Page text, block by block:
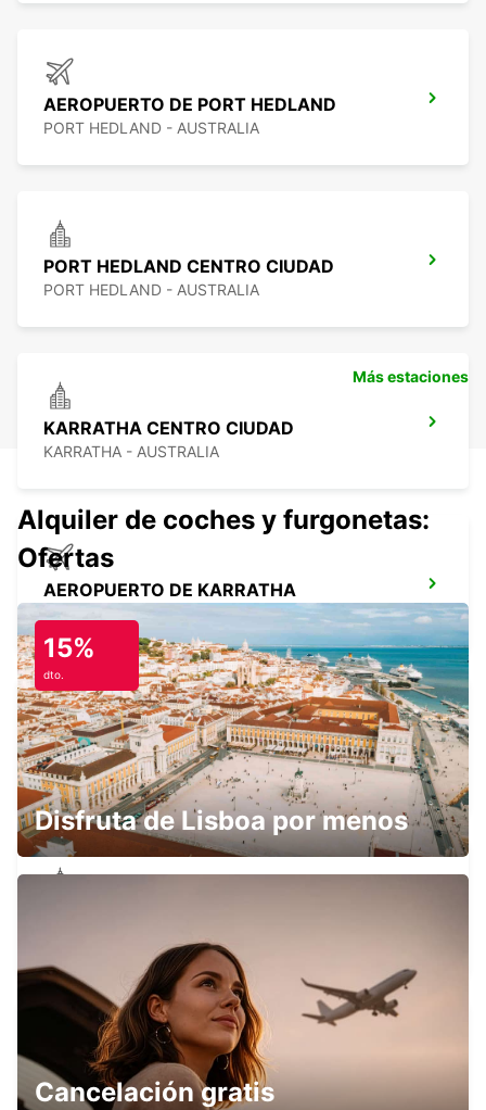
AEROPUERTO DE PORT HEDLAND
PORT HEDLAND - AUSTRALIA
PORT HEDLAND CENTRO CIUDAD
PORT HEDLAND - AUSTRALIA
KARRATHA CENTRO CIUDAD
KARRATHA - AUSTRALIA
AEROPUERTO DE KARRATHA
KARRATHA - AUSTRALIA
AEROPUERTO DE NEWMAN
NEWMAN - AUSTRALIA
AEROPUERTO DE PARABURDOO
PARABURDOO - AUSTRALIA
Más estaciones
Alquiler de coches y furgonetas:
Ofertas
15%
dto.
Disfruta de Lisboa por menos
Cancelación gratis